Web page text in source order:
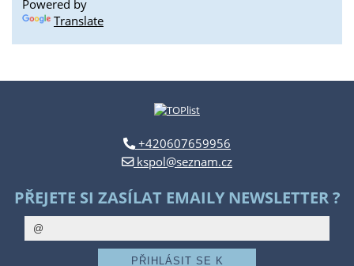
Powered by
Translate
+420607659956
kspol@seznam.cz
PŘEJETE SI ZASÍLAT EMAILY NEWSLETTER ?